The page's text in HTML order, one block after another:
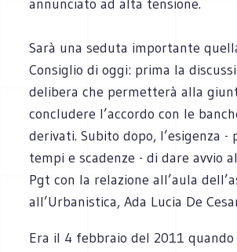
annunciato ad alta tensione.
Sarà una seduta importante
Consiglio di oggi: prima la
delibera che permetterà alla
concludere l’accordo con le
derivati. Subito dopo, l’esigenza
tempi e scadenze - di dare avvio
Pgt con la relazione all’aula
all’Urbanistica, Ada Lucia De
Era il 4 febbraio del 2011